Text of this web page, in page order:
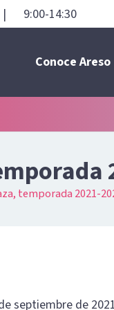
| 9:00-14:30
Conoce Areso
temporada 2021-
septiembre de